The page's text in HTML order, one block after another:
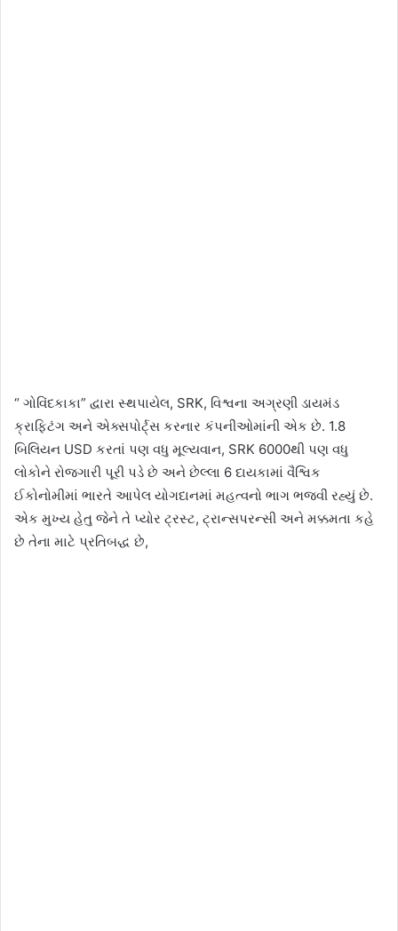
“ ગોવિંદકાકા” દ્વારા સ્થપાયેલ, SRK, વિશ્વના અગ્રણી ડાયમંડ
ક્રાફ્ટિંગ અને એક્સપોર્ટ્સ કરનાર કંપનીઓમાંની એક છે. 1.8
બિલિયન USD કરતાં પણ વધુ મૂલ્યવાન, SRK 6000થી પણ વધુ
લોકોને રોજગારી પૂરી પડે છે અને છેલ્લા 6 દાયકામાં વૈશ્વિક
ઈકોનોમીમાં ભારતે આપેલ યોગદાનમાં મહત્વનો ભાગ ભજવી રહ્યું છે.
એક મુખ્ય હેતુ જેને તે પ્યોર ટ્રસ્ટ, ટ્રાન્સપરન્સી અને મક્કમતા કહે
છે તેના માટે પ્રતિબદ્ધ છે,